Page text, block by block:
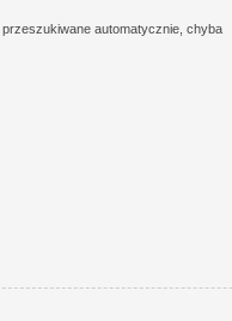
automatycznie, chyba